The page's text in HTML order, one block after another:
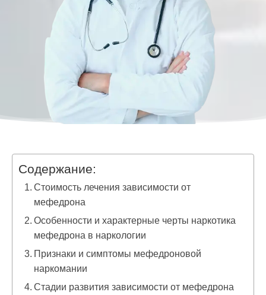
Содержание:
Стоимость лечения зависимости от
мефедрона
Особенности и характерные черты наркотика
мефедрона в наркологии
Признаки и симптомы мефедроновой
наркомании
Стадии развития зависимости от мефедрона